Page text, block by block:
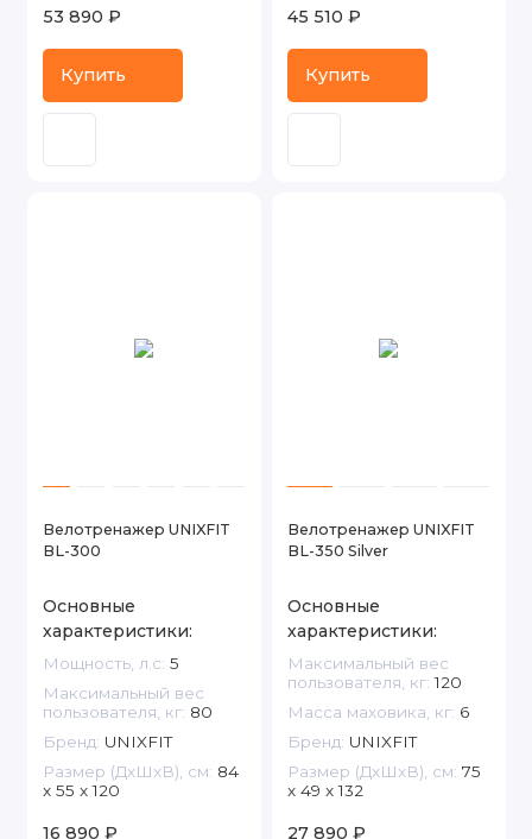
53 890 ₽
Купить
45 510 ₽
Купить
Велотренажер UNIXFIT
BL-300
Основные
характеристики:
Мощность, л.с: 5
Максимальный вес
пользователя, кг: 80
Бренд: UNIXFIT
Размер (ДxШxВ), см: 84
x 55 x 120
16 890 ₽
Велотренажер UNIXFIT
BL-350 Silver
Основные
характеристики:
Максимальный вес
пользователя, кг: 120
Масса маховика, кг: 6
Бренд: UNIXFIT
Размер (ДxШxВ), см: 75
x 49 x 132
27 890 ₽